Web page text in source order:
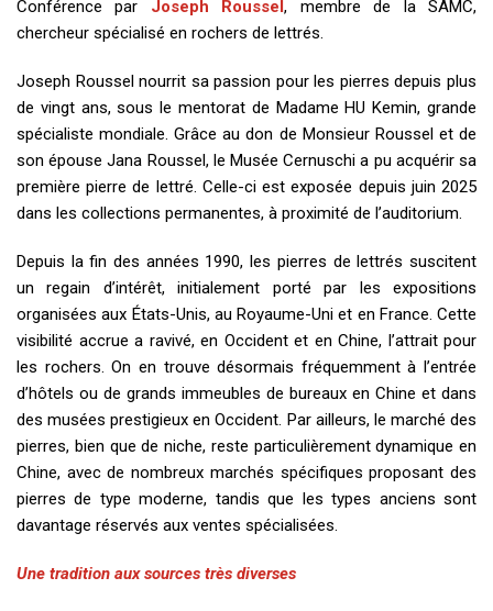
Conférence par Joseph Roussel, membre de la SAMC,
chercheur spécialisé en rochers de lettrés.
Joseph Roussel nourrit sa passion pour les pierres depuis plus
de vingt ans, sous le mentorat de Madame HU Kemin, grande
spécialiste mondiale. Grâce au don de Monsieur Roussel et de
son épouse Jana Roussel, le Musée Cernuschi a pu acquérir sa
première pierre de lettré. Celle-ci est exposée depuis juin 2025
dans les collections permanentes, à proximité de l’auditorium.
Depuis la fin des années 1990, les pierres de lettrés suscitent
un regain d’intérêt, initialement porté par les expositions
organisées aux États-Unis, au Royaume-Uni et en France. Cette
visibilité accrue a ravivé, en Occident et en Chine, l’attrait pour
les rochers. On en trouve désormais fréquemment à l’entrée
d’hôtels ou de grands immeubles de bureaux en Chine et dans
des musées prestigieux en Occident. Par ailleurs, le marché des
pierres, bien que de niche, reste particulièrement dynamique en
Chine, avec de nombreux marchés spécifiques proposant des
pierres de type moderne, tandis que les types anciens sont
davantage réservés aux ventes spécialisées.
Une tradition aux sources très diverses